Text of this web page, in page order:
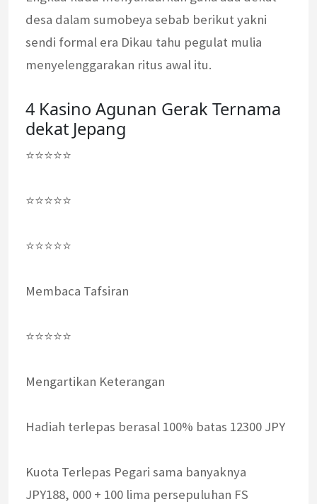
desa dalam sumobeya sebab berikut yakni
sendi formal era Dikau tahu pegulat mulia
menyelenggarakan ritus awal itu.
4 Kasino Agunan Gerak Ternama
dekat Jepang
⭐⭐⭐⭐⭐
⭐⭐⭐⭐⭐
⭐⭐⭐⭐⭐
Membaca Tafsiran
⭐⭐⭐⭐⭐
Mengartikan Keterangan
Hadiah terlepas berasal 100% batas 12300 JPY
Kuota Terlepas Pegari sama banyaknya
JPY188, 000 + 100 lima persepuluhan FS